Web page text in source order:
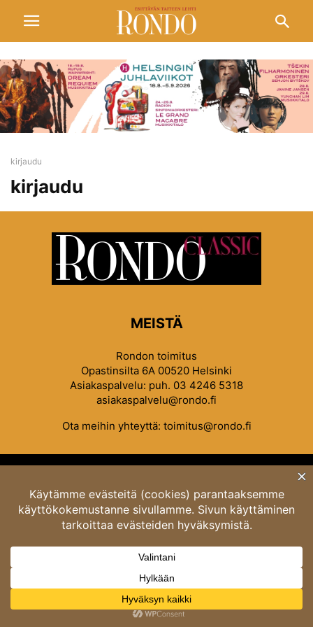
kirjaudu
kirjaudu
MEISTÄ
Rondon toimitus
Opastinsilta 6A 00520 Helsinki
Asiakaspalvelu: puh. 03 4246 5318
asiakaspalvelu@rondo.fi
Ota meihin yhteyttä: toimitus@rondo.fi